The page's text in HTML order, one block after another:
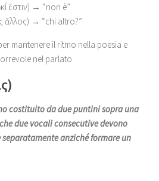
ἔστιν) → “non è”
ἄλλος) → “chi altro?”
mantenere il ritmo nella poesia e
nel parlato.
costituito da due puntini sopra una
due vocali consecutive devono
anziché formare un